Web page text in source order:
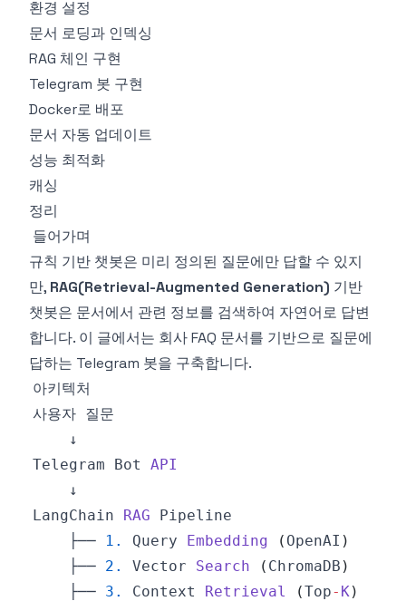
환경 설정
문서 로딩과 인덱싱
RAG 체인 구현
Telegram 봇 구현
Docker로 배포
문서 자동 업데이트
성능 최적화
캐싱
정리
들어가며
규칙 기반 챗봇은 미리 정의된 질문에만 답할 수 있지
만, RAG(Retrieval-Augmented Generation) 기반
챗봇은 문서에서 관련 정보를 검색하여 자연어로 답변
합니다. 이 글에서는 회사 FAQ 문서를 기반으로 질문에
답하는 Telegram 봇을 구축합니다.
아키텍처
Telegram
Bot
API
LangChain
RAG
Pipeline
    ├──
1. Query Embedding ( OpenAI )
    ├──
2. Vector Search ( ChromaDB )
    ├──
3. Context Retrieval (Top- K)